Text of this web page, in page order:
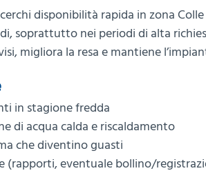
disponibilità rapida in zona
soprattutto nei periodi di alta
migliora la resa e mantiene
in stagione fredda
di acqua calda e riscaldamento
che diventino guasti
(rapporti, eventuale bollino/